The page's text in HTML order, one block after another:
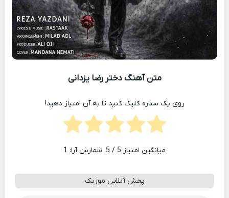
متن آهنگ دختر رضا یزدانی
روی یک ستاره کلیک کنید تا به آن امتیاز دهید!
میانگین امتیاز 5 / 5. شمارش آرا: 1
پخش آنلاین موزیک